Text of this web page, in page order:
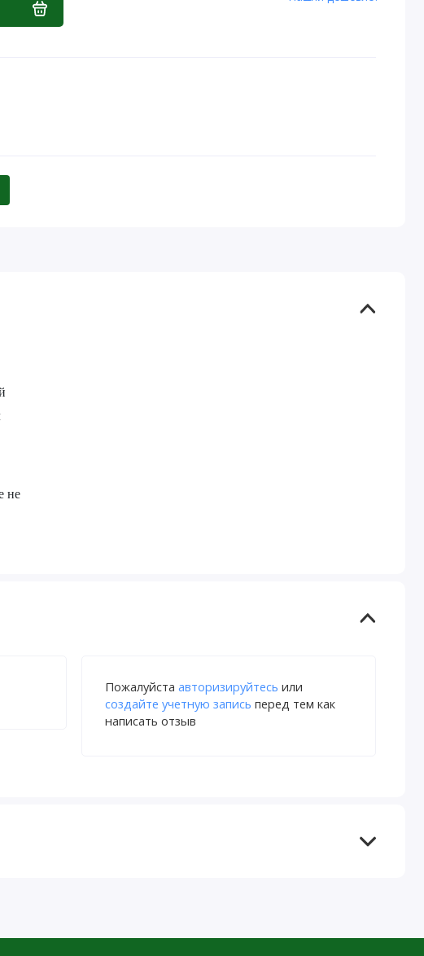
не
Пожалуйста авторизируйтесь или
создайте учетную запись перед тем как
написать отзыв